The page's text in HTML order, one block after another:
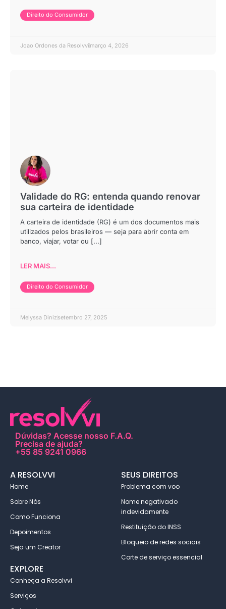
Direito do Consumidor
Joao Ordones da Resolvvi março 4, 2026
Validade do RG: entenda quando renovar
sua carteira de identidade
A carteira de identidade (RG) é um dos documentos mais
utilizados pelos brasileiros — seja para abrir conta em
banco, viajar, votar ou [...]
LER MAIS...
Direito do Consumidor
Melyssa Dinizsetembro 27, 2025
Dúvidas? Acesse nosso F.A.Q.
Precisa de ajuda?
+55 85 9241 0966
A RESOLVVI
Home
Sobre Nós
Como Funciona
Depoimentos
Seja um Creator
SEUS DIREITOS
Problema com voo
Nome negativado
indevidamente
Restituição do INSS
Bloqueio de redes sociais
Corte de serviço essencial
EXPLORE
Conheça a Resolvvi
Serviços